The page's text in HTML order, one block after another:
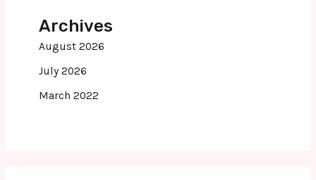
Archives
August 2026
July 2026
March 2022